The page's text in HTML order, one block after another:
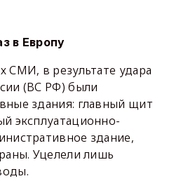
в Европу
СМИ, в результате удара
(ВС РФ) были
здания: главный щит
эксплуатационно-
здание,
Уцелели лишь